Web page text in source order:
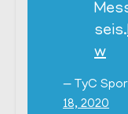
seis.
w
— TyC
18, 2020